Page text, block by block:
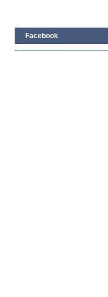
Facebook